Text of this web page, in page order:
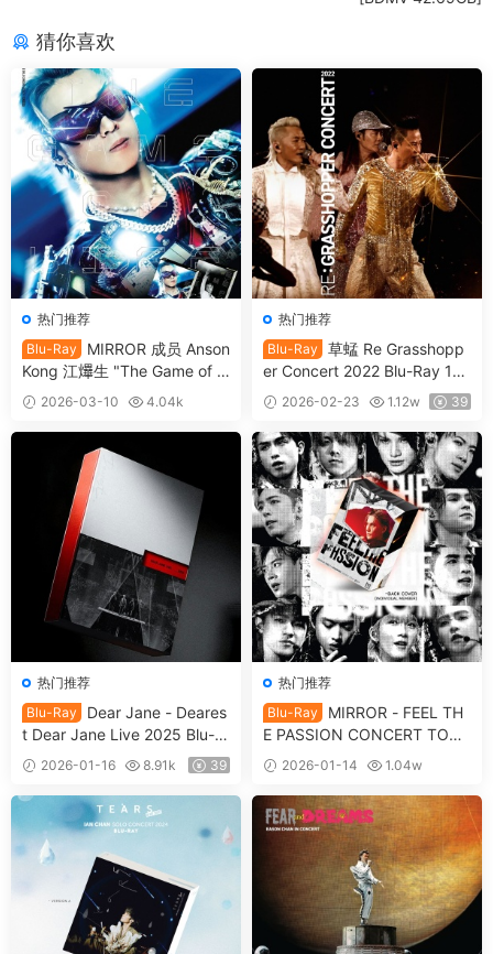
猜你喜欢
热门推荐
Blu-Ray
MIRROR 成员 Anson
Kong 江𤒹生 "The Game of Li
fe " In My Sight Solo Concert
2024 1080i [自购原盘] [BDIS
O 2BD 34.5GB]
2026-03-10
4.04k
热门推荐
Blu-Ray
草蜢 Re Grasshopp
er Concert 2022 Blu-Ray 10
80i [自购原盘] [BDISO 2BD 5
3.5GB]
2026-02-23 1.12w 39
热门推荐
Blu-Ray
Dear Jane - Deares
t Dear Jane Live 2025 Blu-ra
y 1080p AVC DTS-HDMA 5.1
[自购原盘] [全网首发] [BDISO
2BD 61.4GB]
2026-01-16 8.91k 39
热门推荐
Blu-Ray
MIRROR - FEEL TH
E PASSION CONCERT TOUR
2024 Blu-ray 1080p AVC DT
S-HDMA 5.1 [自购原盘] [全网
首发] [BDISO 2BD 67.4GB]
2026-01-14
1.04w